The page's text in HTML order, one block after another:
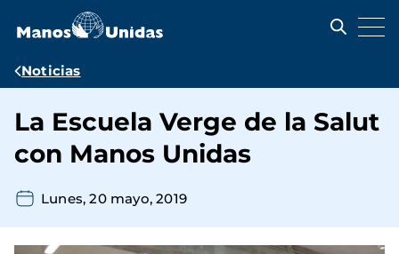
contenido
Ruta
navegación
Noticias
La Escuela Verge de la Salut
con Manos Unidas
Lunes, 20 mayo, 2019